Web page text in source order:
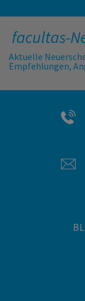
facultas-
Aktuelle
Empfehlungen,